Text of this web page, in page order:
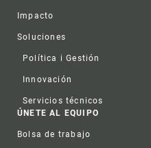
Impacto
Soluciones
Política i Gestión
Innovación
Servicios técnicos
ÚNETE AL EQUIPO
Bolsa de trabajo